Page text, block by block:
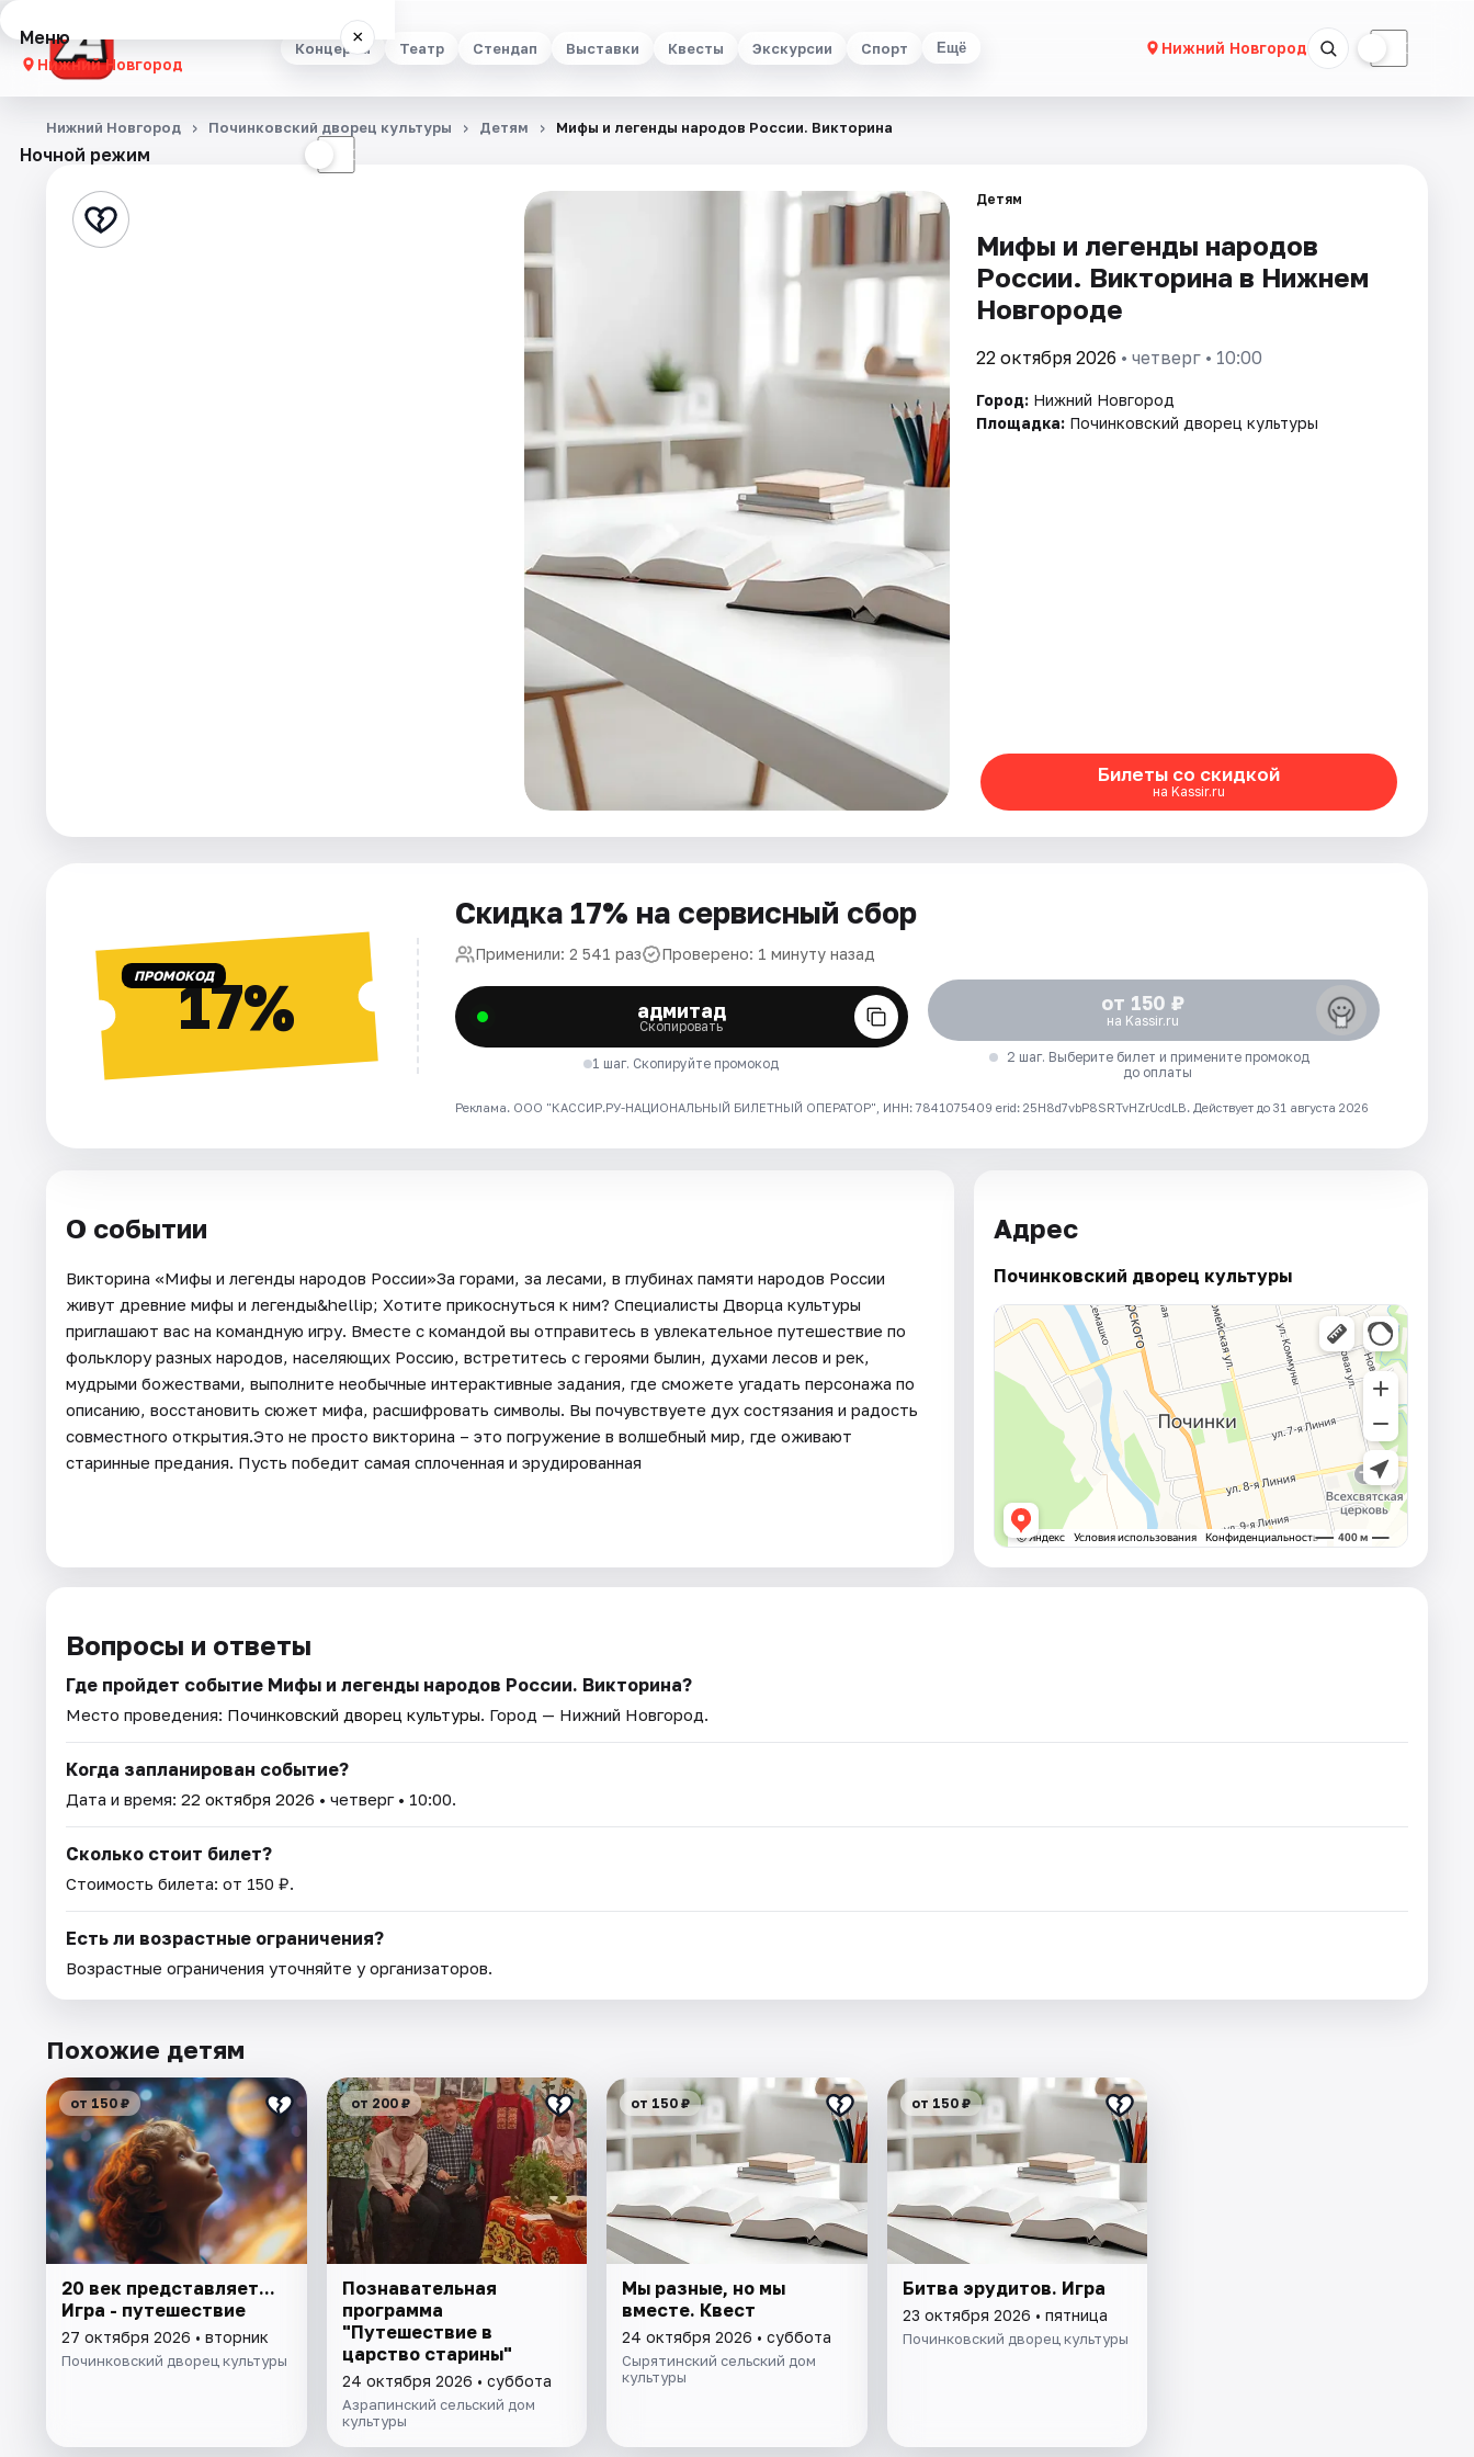
Концерты Театр Стендап Выставки Квесты Экскурсии Спорт Ещё Нижний Новгород ☾
Меню ×
Нижний Новгород
Концерты
Стендап
Ночной режим ☾
Нижний Новгород Починковский дворец культуры Детям Мифы и легенды народов России. Викторина
Детям
Мифы и легенды народов
России. Викторина в Нижнем
Новгороде
22 октября 2026 • четверг • 10:00
Город: Нижний Новгород
Площадка: Починковский дворец культуры
Билеты со скидкой
на Kassir.ru
ПРОМОКОД17%
Скидка 17% на сервисный сбор
Применили: 2 541 раз Проверено: 1 минуту назад
адмитад
Скопировать
1 шаг. Скопируйте промокод
от 150 ₽
на Kassir.ru
2 шаг. Выберите билет и примените промокод
до оплаты
Реклама. ООО "КАССИР.РУ-НАЦИОНАЛЬНЫЙ БИЛЕТНЫЙ ОПЕРАТОР", ИНН: 7841075409 erid: 25H8d7vbP8SRTvHZrUcdLB. Действует до 31 августа 2026
О событии
Викторина «Мифы и легенды народов России»За горами, за лесами, в глубинах памяти народов России
живут древние мифы и легенды&hellip; Хотите прикоснуться к ним? Специалисты Дворца культуры
приглашают вас на командную игру. Вместе с командой вы отправитесь в увлекательное путешествие по
фольклору разных народов, населяющих Россию, встретитесь с героями былин, духами лесов и рек,
мудрыми божествами, выполните необычные интерактивные задания, где сможете угадать персонажа по
описанию, восстановить сюжет мифа, расшифровать символы. Вы почувствуете дух состязания и радость
совместного открытия.Это не просто викторина – это погружение в волшебный мир, где оживают
старинные предания. Пусть победит самая сплоченная и эрудированная
Адрес
Починковский дворец культуры
Вопросы и ответы
Где пройдет событие Мифы и легенды народов России. Викторина?
Место проведения: Починковский дворец культуры. Город — Нижний Новгород.
Когда запланирован событие?
Дата и время: 22 октября 2026 • четверг • 10:00.
Сколько стоит билет?
Стоимость билета: от 150 ₽.
Есть ли возрастные ограничения?
Возрастные ограничения уточняйте у организаторов.
Похожие детям
от 150 ₽
20 век представляет...
Игра - путешествие
27 октября 2026 • вторник
Починковский дворец культуры
от 200 ₽
Познавательная
программа
"Путешествие в
царство старины"
24 октября 2026 • суббота
Азрапинский сельский дом
культуры
от 150 ₽
Мы разные, но мы
вместе. Квест
24 октября 2026 • суббота
Сырятинский сельский дом
культуры
от 150 ₽
Битва эрудитов. Игра
23 октября 2026 • пятница
Починковский дворец культуры